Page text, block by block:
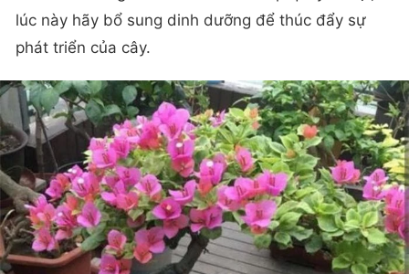
lúc này hãy bổ sung dinh dưỡng để thúc đẩy sự
phát triển của cây.